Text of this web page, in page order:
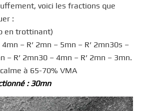
voici les fractions que
:
en trottinant)
– R’ 2mn – 5mn – R’ 2mn30s –
– R’ 2mn30 – 4mn – R’ 2mn – 3mn.
à 65-70% VMA
: 30mn